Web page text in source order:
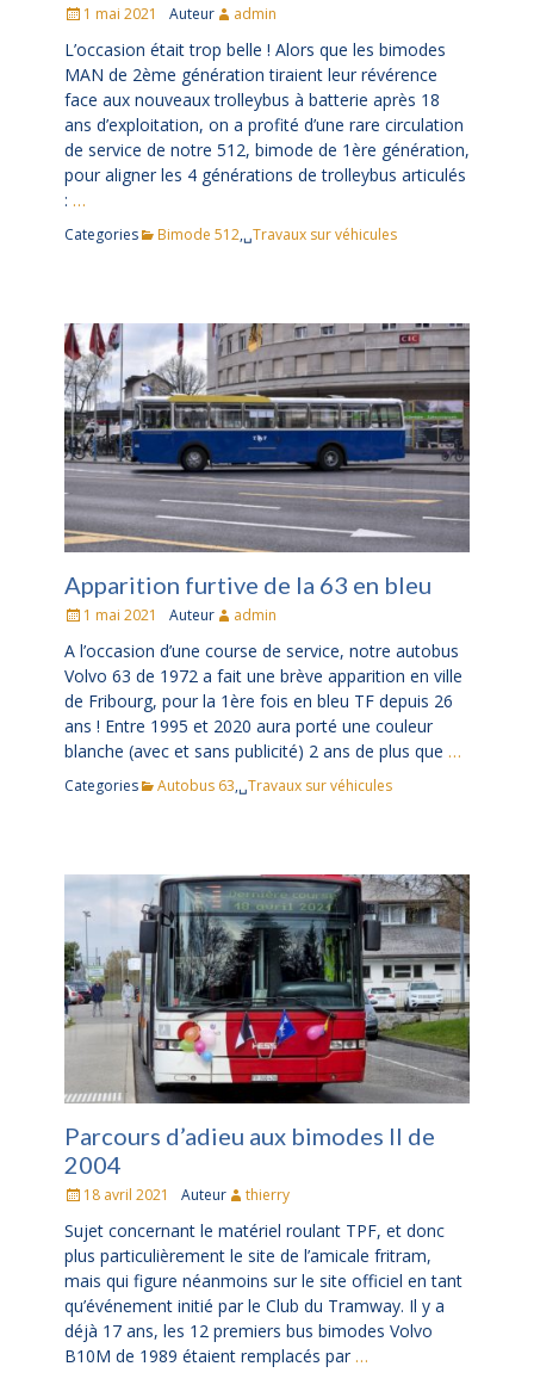
Posté1 mai 2021 Auteur admin
L’occasion était trop belle ! Alors que les bimodes
MAN de 2ème génération tiraient leur révérence
face aux nouveaux trolleybus à batterie après 18
ans d’exploitation, on a profité d’une rare circulation
de service de notre 512, bimode de 1ère génération,
pour aligner les 4 générations de trolleybus articulés
: …
Categories Bimode 512,␣Travaux sur véhicules
Apparition furtive de la 63 en bleu
Posté1 mai 2021 Auteur admin
A l’occasion d’une course de service, notre autobus
Volvo 63 de 1972 a fait une brève apparition en ville
de Fribourg, pour la 1ère fois en bleu TF depuis 26
ans ! Entre 1995 et 2020 aura porté une couleur
blanche (avec et sans publicité) 2 ans de plus que …
Categories Autobus 63,␣Travaux sur véhicules
Parcours d’adieu aux bimodes II de
2004
Posté18 avril 2021 Auteur thierry
Sujet concernant le matériel roulant TPF, et donc
plus particulièrement le site de l’amicale fritram,
mais qui figure néanmoins sur le site officiel en tant
qu’événement initié par le Club du Tramway. Il y a
déjà 17 ans, les 12 premiers bus bimodes Volvo
B10M de 1989 étaient remplacés par …